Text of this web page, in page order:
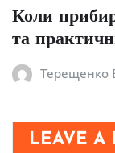
Коли
та
Терещенко
LEAVE A